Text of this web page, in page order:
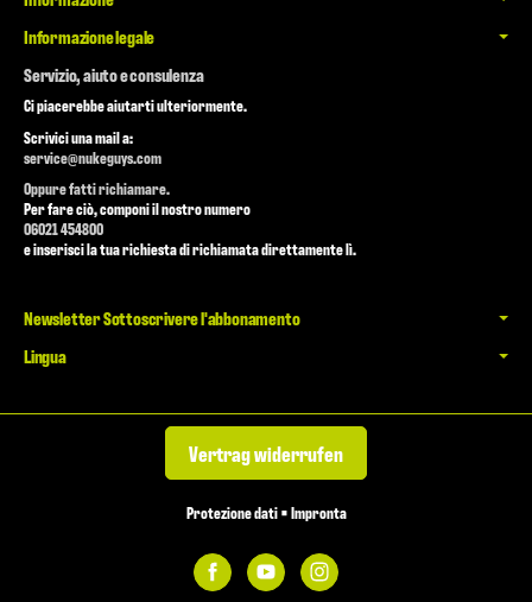
Informazione legale
Servizio, aiuto e consulenza
Ci piacerebbe aiutarti ulteriormente.
Scrivici una mail a:
service@nukeguys.com
Oppure fatti richiamare.
Per fare ciò, componi il nostro numero
06021 454800
e inserisci la tua richiesta di richiamata direttamente lì.
Newsletter Sottoscrivere l'abbonamento
Lingua
Vertrag widerrufen
Protezione dati•Impronta